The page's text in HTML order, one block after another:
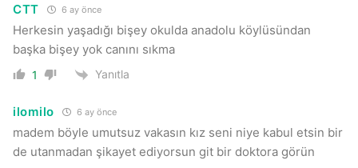
CTT 6 ay önce
Herkesin yaşadığı bişey okulda anadolu köylüsündan
başka bişey yok canını sıkma
1 Yanıtla
ilomilo 6 ay önce
madem böyle umutsuz vakasın kız seni niye kabul etsin bir
de utanmadan şikayet ediyorsun git bir doktora görün